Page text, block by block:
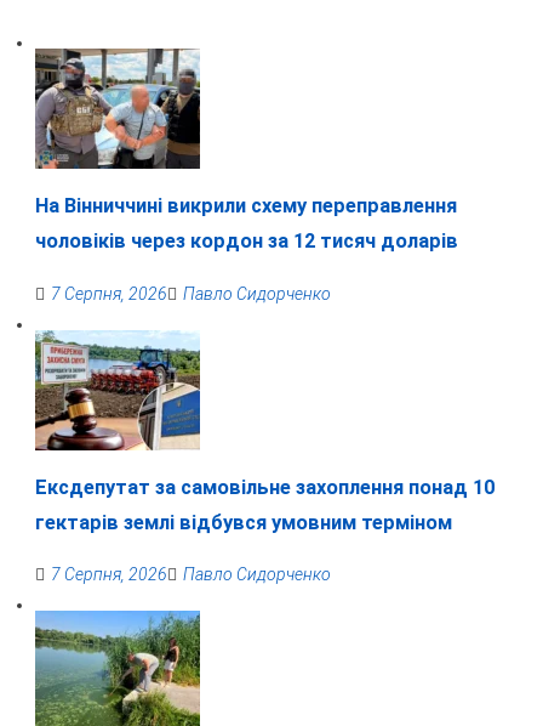
На Вінниччині викрили схему переправлення
чоловіків через кордон за 12 тисяч доларів
7 Серпня, 2026 Павло Сидорченко
Ексдепутат за самовільне захоплення понад 10
гектарів землі відбувся умовним терміном
7 Серпня, 2026 Павло Сидорченко